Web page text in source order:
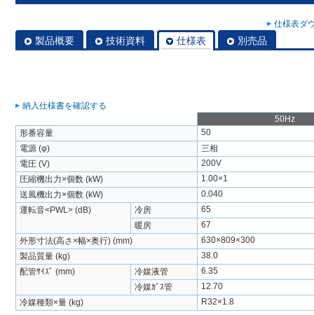
仕様表ダ
製品概要 技術資料 仕様表 別売品
納入仕様書を確認する
50Hz
形番容量
50
電源 (φ)
三相
電圧 (V)
200V
圧縮機出力×個数 (kW)
1.00×1
送風機出力×個数 (kW)
0.040
運転音<PWL> (dB)
冷房
65
暖房
67
外形寸法(高さ×幅×奥行) (mm)
630×809×300
製品質量 (kg)
38.0
配管ｻｲｽﾞ (mm)
冷媒液管
6.35
冷媒ｶﾞｽ管
12.70
冷媒種類×量 (kg)
R32×1.8